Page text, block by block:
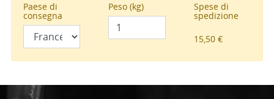
Paese di
consegna
Peso (kg) Spese di
spedizione
15,50 €